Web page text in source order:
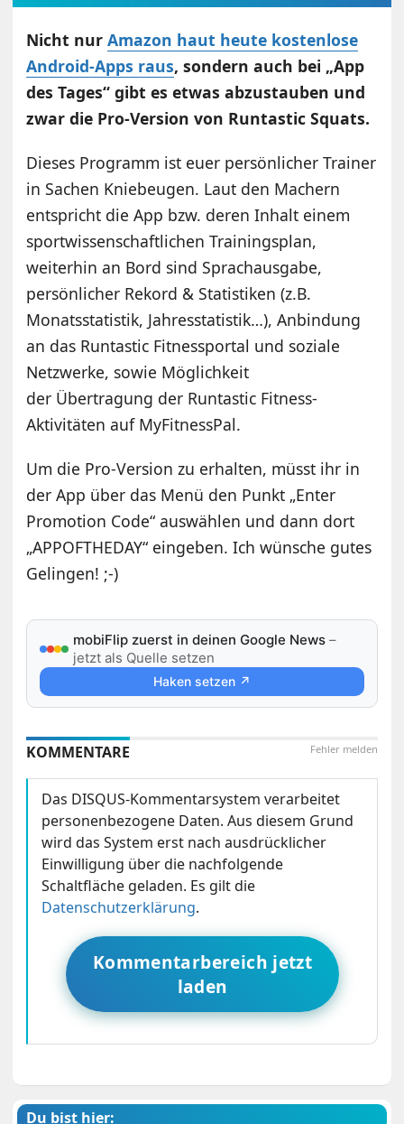
Nicht nurAmazon haut heute kostenlose
Android-Apps raus, sondern auch bei „App
des Tages“ gibt es etwas abzustauben und
zwar die Pro-Version von Runtastic Squats.
Dieses Programm ist euer persönlicher Trainer
in Sachen Kniebeugen. Laut den Machern
entspricht die App bzw. deren Inhalt einem
sportwissenschaftlichen Trainingsplan,
weiterhin an Bord sind Sprachausgabe,
persönlicher Rekord & Statistiken (z.B.
Monatsstatistik, Jahresstatistik…), Anbindung
an das Runtastic Fitnessportal und soziale
Netzwerke, sowie Möglichkeit
der Übertragung der Runtastic Fitness-
Aktivitäten auf MyFitnessPal.
Um die Pro-Version zu erhalten, müsst ihr in
der App über das Menü den Punkt „Enter
Promotion Code“ auswählen und dann dort
„APPOFTHEDAY“ eingeben. Ich wünsche gutes
Gelingen! ;-)
mobiFlip zuerst in deinen Google News –
jetzt als Quelle setzen
Haken setzen ↗
Fehler melden
KOMMENTARE
Das DISQUS-Kommentarsystem verarbeitet
personenbezogene Daten. Aus diesem Grund
wird das System erst nach ausdrücklicher
Einwilligung über die nachfolgende
Schaltfläche geladen. Es gilt die
Datenschutzerklärung.
Kommentarbereich jetzt
laden
Du bist hier: